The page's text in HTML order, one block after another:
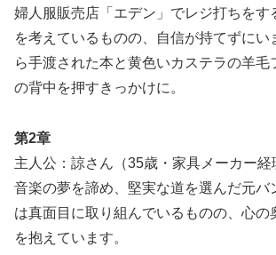
婦人服販売店「エデン」でレジ打ちをす
を考えているものの、自信が持てずにい
ら手渡された本と黄色いカステラの羊毛
の背中を押すきっかけに。
第2章
主人公：諒さん（35歳・家具メーカー経
音楽の夢を諦め、堅実な道を選んだ元バ
は真面目に取り組んでいるものの、心の
を抱えています。